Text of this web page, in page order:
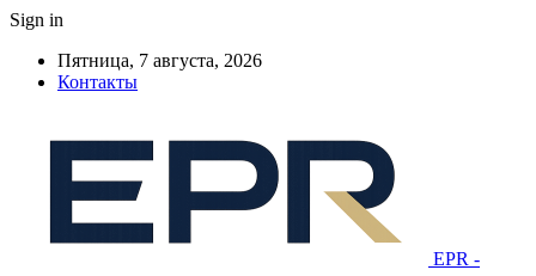
Sign in
Пятница, 7 августа, 2026
Контакты
EPR -